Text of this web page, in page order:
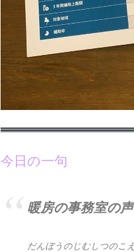
今日の一句
暖房の事務室の
だんぼうのじむしつのこ